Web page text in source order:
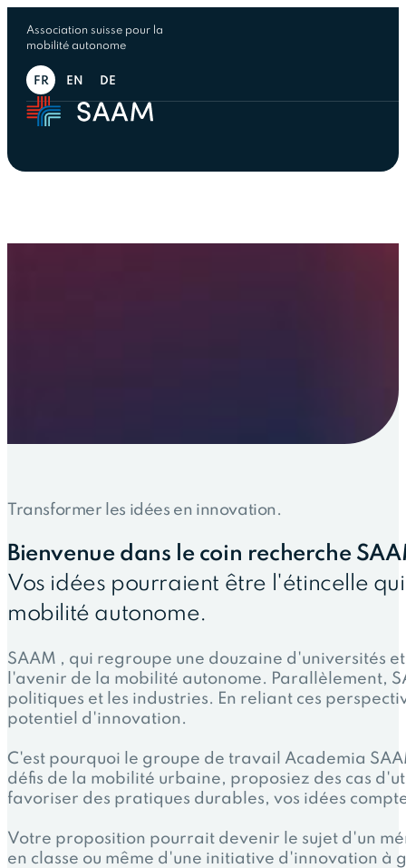
Association suisse pour la
mobilité autonome
FR EN DE
Bienvenue à
Transformer les idées en innovation.
Bienvenue dans le coin recherche
Vos idées pourraient être l'étincelle
mobilité autonome.
SAAM , qui regroupe une douzaine d'universités
l'avenir de la mobilité autonome. Parallèlement,
politiques et les industries. En reliant ces
potentiel d'innovation.
C'est pourquoi le groupe de travail Academia
défis de la mobilité urbaine, proposiez des cas
favoriser des pratiques durables, vos idées
Votre proposition pourrait devenir le sujet d'un
en classe ou même d'une initiative d'innovation